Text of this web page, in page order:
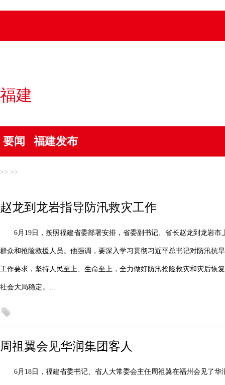
福建
要闻 福建发布
>> >>
赵龙到龙岩指导防汛救灾工作
6月19日，按照福建省委部署安排，省委副书记、省长赵龙到龙岩
群众和抢险救援人员。他强调，要深入学习贯彻习近平总书记对防汛抗
工作要求，坚持人民至上、生命至上，全力做好防汛抢险救灾和灾后恢
社会大局稳定。…
周祖翼会见华润集团客人
6月18日，福建省委书记、省人大常委会主任周祖翼在福州会见了